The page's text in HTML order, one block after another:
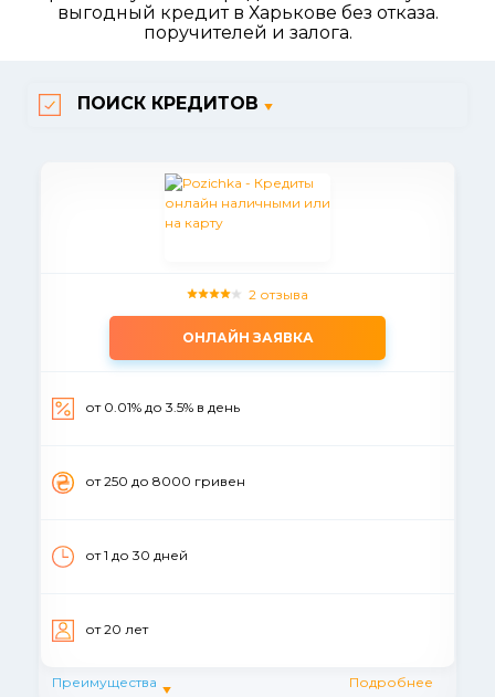
выгодный кредит в Харькове без отказа.
поручителей и залога.
ПОИСК КРЕДИТОВ
2 отзыва
ОНЛАЙН ЗАЯВКА
от 0.01% до 3.5% в день
от 250 до 8000 гривен
от 1 до 30 дней
от 20 лет
Преимущества Подробнее